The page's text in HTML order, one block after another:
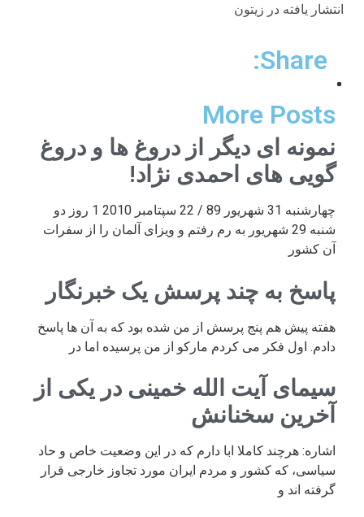
انتشار یافته در زیتون
Share:
More Posts
نمونه ای دیگر از دروغ ها و دروغ
گویی های احمدی نژاد!
چهارشنبه 31 شهریور 89 / 22 سپتامبر 2010 1 روز دو
شنبه 29 شهریور به رم رفتم و ویزای آلمان را از سفرات
آن کشور
پاسخ به چند پرسش یک خبرنگار
هفته پیش هم پنج پرسش از من شده بود که به آن ها پاسخ
دادم. اول فکر می کردم مارکو از من پرسیده اما در
سیمای آیت الله خمینی در یکی از
آخرین سخنانش
اشاره: هرچند کاملا ابا دارم که در این وضعیت خاص و حاد
سیاسی، که کشور و مردم ایران مورد تجاوز خارجی قرار
گرفته اند و